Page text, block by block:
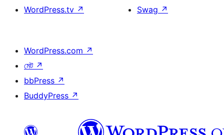
WordPress.tv ↗
Swag ↗
WordPress.com ↗
মেট ↗
bbPress ↗
BuddyPress ↗